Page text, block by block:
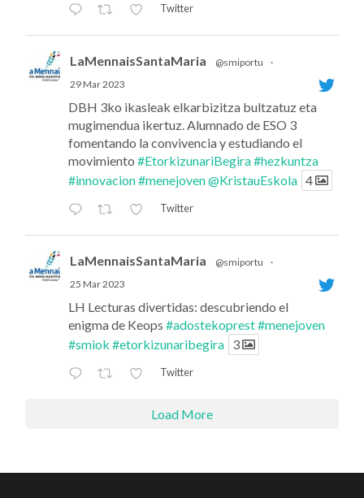
Twitter
LaMennaisSantaMaria @smiportu
·
29 Mar 2023
DBH 3ko ikasleak elkarbizitza bultzatuz eta
mugimendua ikertuz. Alumnado de ESO 3
fomentando la convivencia y estudiando el
movimiento#EtorkizunariBegira#hezkuntza
#innovacion#menejoven@KristauEskola 4
Twitter
LaMennaisSantaMaria @smiportu
·
25 Mar 2023
LH Lecturas divertidas: descubriendo el
enigma de Keops#adostekoprest#menejoven
#smiok #etorkizunaribegira 3
Twitter
Load More